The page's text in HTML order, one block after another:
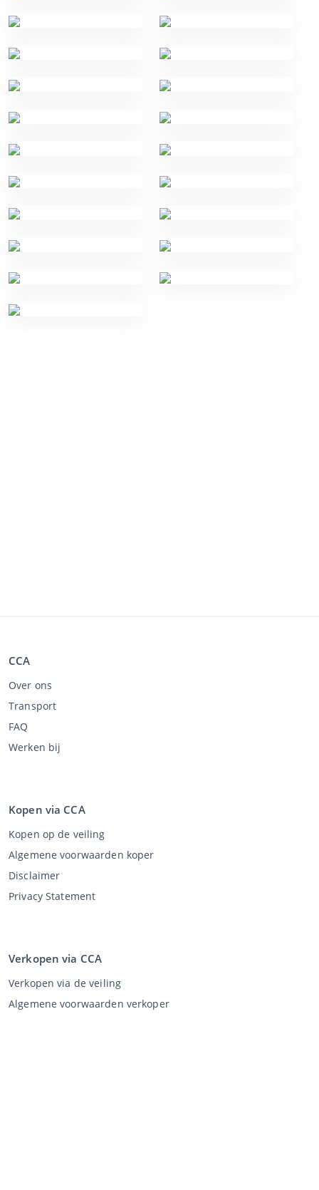
CCA
Over ons
Transport
FAQ
Werken bij
Kopen via CCA
Kopen op de veiling
Algemene voorwaarden koper
Disclaimer
Privacy Statement
Verkopen via CCA
Verkopen via de veiling
Algemene voorwaarden verkoper